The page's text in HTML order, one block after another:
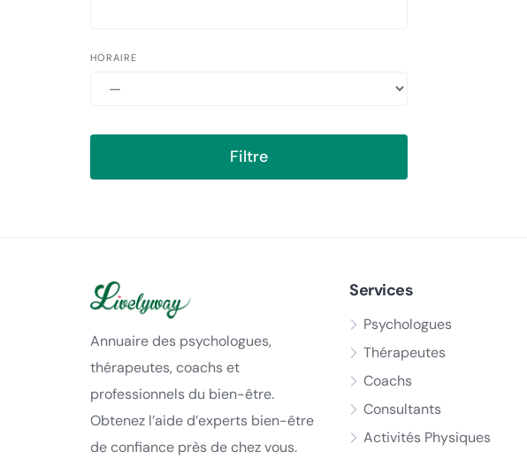
HORAIRE
Filtre
Annuaire des psychologues,
thérapeutes, coachs et
professionnels du bien-être.
Obtenez l’aide d’experts bien-être
de confiance près de chez vous.
Services
Psychologues
Thérapeutes
Coachs
Consultants
Activités Physiques